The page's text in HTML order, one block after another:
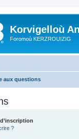
Korvigelloù
Foromoù KERZROUIZIG
aux questions
?